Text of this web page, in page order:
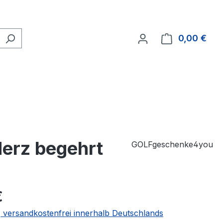
0,00 €
begehrt GOLFgeschenke4you
versandkostenfrei innerhalb Deutschlands